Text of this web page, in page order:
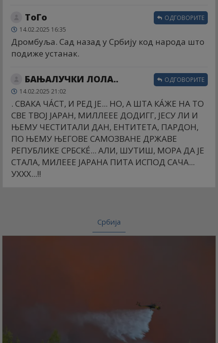
ТоГо
14.02.2025 16:35
Дромбуља. Сад назад у Србију код народа што
подиже устанак.
ОДГОВОРИТЕ
БАЊАЛУЧКИ ЛОЛА..
14.02.2025 21:02
. СВАКА ЧÁСТ, И РЕД ЈЕ... НО, А ШТА КÁЖЕ НА ТО
СВЕ ТВОЈ ЈАРАН, МИЛЛЕЕЕ ДОДИГГ, ЈЕСУ ЛИ И
ЊЕМУ ЧЕСТИТАЛИ ДАН, ЕНТИТЕТА, ПАРДОН,
ПО ЊЕМУ ЊЕГОВЕ САМОЗВАНЕ ДРЖАВЕ
РЕПУБЛИКЕ СРБСКÉ... АЛИ, ШУТИШ, МОРА ДА ЈЕ
СТАЛА, МИЛЕЕЕ ЈАРАНА ПИТА ИСПОД САЧА...
УХХХ...!!
ОДГОВОРИТЕ
Србија